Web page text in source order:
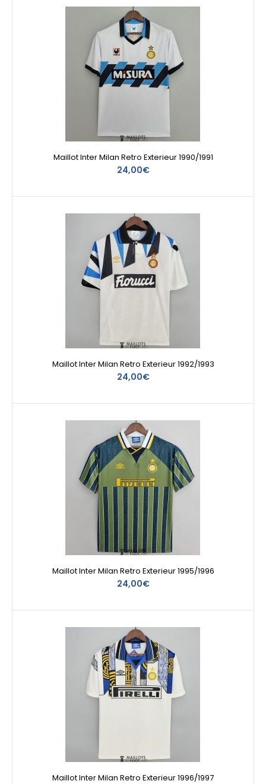
Maillot Inter Milan Retro Exterieur 1990/1991
24,00€
Maillot Inter Milan Retro Exterieur 1992/1993
24,00€
Maillot Inter Milan Retro Exterieur 1995/1996
24,00€
Maillot Inter Milan Retro Exterieur 1996/1997